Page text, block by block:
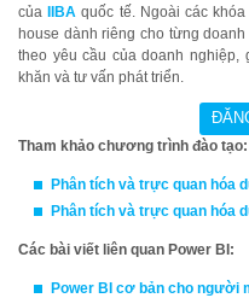
của
IIBA quốc tế. Ngoài các
house dành riêng cho từng
theo yêu cầu của doanh nghiệp,
khăn và tư vấn phát triển.
Tham khảo chương trình đào tạo:
Phân tích và trực quan hóa
Phân tích và trực quan hóa
Các bài viết liên quan Power BI:
Power BI cơ bản cho người